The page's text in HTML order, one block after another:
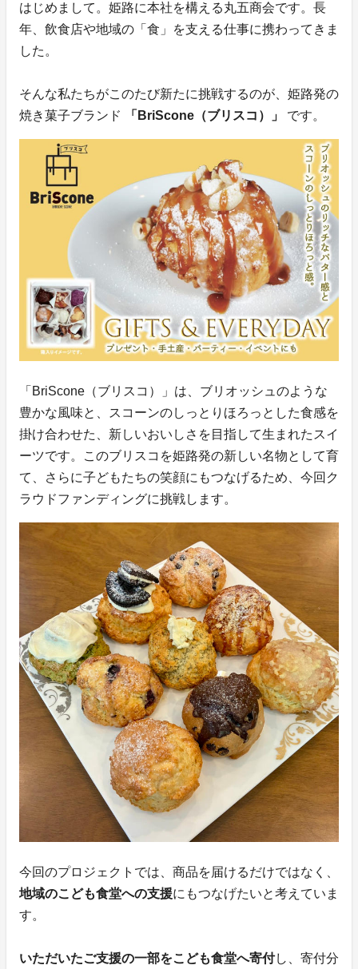
はじめまして。姫路に本社を構える丸五商会です。長
年、飲食店や地域の「食」を支える仕事に携わってきま
した。
そんな私たちがこのたび新たに挑戦するのが、姫路発の
焼き菓子ブランド
「BriScone（ブリスコ）」 です。
「BriScone（ブリスコ）」は、ブリオッシュのような
豊かな風味と、スコーンのしっとりほろっとした食感を
掛け合わせた、新しいおいしさを目指して生まれたスイ
ーツです。このブリスコを姫路発の新しい名物として育
て、さらに子どもたちの笑顔にもつなげるため、今回ク
ラウドファンディングに挑戦します。
今回のプロジェクトでは、商品を届けるだけではなく、
地域のこども食堂への支援にもつなげたいと考えていま
す。
いただいたご支援の一部をこども食堂へ寄付し、寄付分